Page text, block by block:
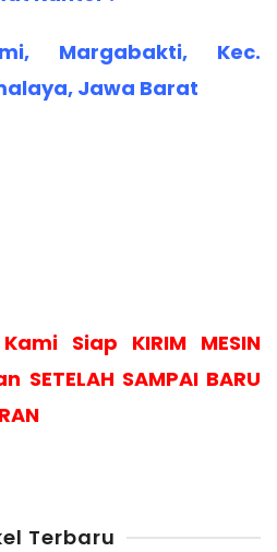
Margabakti, Kec.
Jawa Barat
Siap KIRIM MESIN
SETELAH SAMPAI BARU
Terbaru